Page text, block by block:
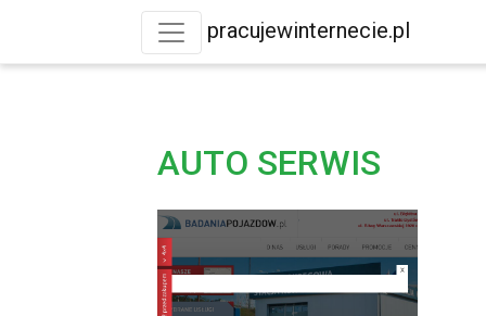
pracujewinternecie.pl
AUTO SERWIS